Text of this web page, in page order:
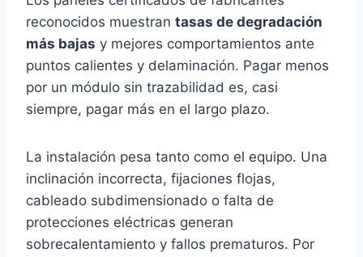
reconocidos muestran tasas de degradación
más bajas y mejores comportamientos ante
puntos calientes y delaminación. Pagar menos
por un módulo sin trazabilidad es, casi
siempre, pagar más en el largo plazo.
La instalación pesa tanto como el equipo. Una
inclinación incorrecta, fijaciones flojas,
cableado subdimensionado o falta de
protecciones eléctricas generan
sobrecalentamiento y fallos prematuros. Por